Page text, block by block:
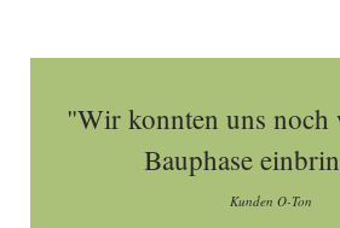
"Wir konnten uns noch
Bauphase
Kunden O-Ton